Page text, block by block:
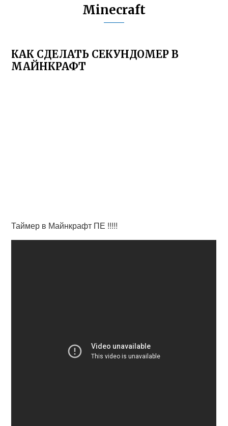
Minecraft
КАК СДЕЛАТЬ СЕКУНДОМЕР В
МАЙНКРАФТ
Таймер в Майнкрафт ПЕ !!!!!